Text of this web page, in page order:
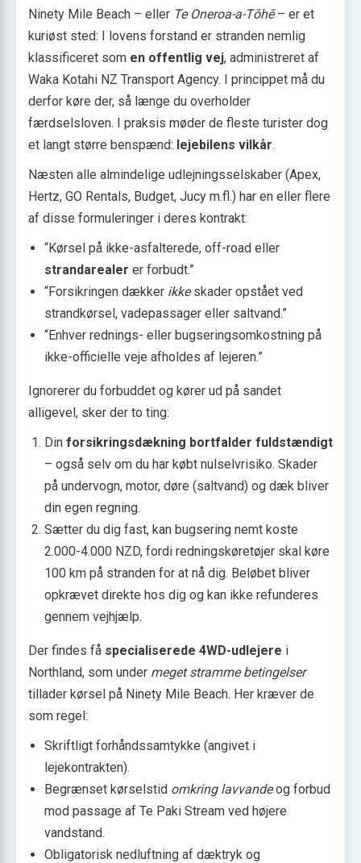
Ninety Mile Beach – eller Te Oneroa-a-Tōhē– er et
kuriøst sted: I lovens forstand er stranden nemlig
klassificeret som en offentlig vej, administreret af
Waka Kotahi NZ Transport Agency. I princippet må du
derfor køre der, så længe du overholder
færdselsloven. I praksis møder de fleste turister dog
et langt større benspænd: lejebilens vilkår.
Næsten alle almindelige udlejningsselskaber (Apex,
Hertz, GO Rentals, Budget, Jucy m.fl.) har en eller flere
af disse formuleringer i deres kontrakt:
“Kørsel på ikke-asfalterede, off-road eller
strandarealer er forbudt.”
“Forsikringen dækker ikkeskader opstået ved
strandkørsel, vadepassager eller saltvand.”
“Enhver rednings- eller bugseringsomkostning på
ikke-officielle veje afholdes af lejeren.”
Ignorerer du forbuddet og kører ud på sandet
alligevel, sker der to ting:
Din forsikringsdækning bortfalder fuldstændigt
– også selv om du har købt nulselvrisiko. Skader
på undervogn, motor, døre (saltvand) og dæk bliver
din egen regning.
Sætter du dig fast, kan bugsering nemt koste
2.000-4.000 NZD, fordi redningskøretøjer skal køre
100 km på stranden for at nå dig. Beløbet bliver
opkrævet direkte hos dig og kan ikke refunderes
gennem vejhjælp.
Der findes få specialiserede 4WD-udlejere i
Northland, som under meget stramme betingelser
tillader kørsel på Ninety Mile Beach. Her kræver de
som regel:
Skriftligt forhåndssamtykke (angivet i
lejekontrakten).
Begrænset kørselstid omkring lavvandeog forbud
mod passage af Te Paki Stream ved højere
vandstand.
Obligatorisk nedluftning af dæktryk og